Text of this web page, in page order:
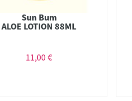
Sun Bum
ALOE LOTION 88ML
11,00 €